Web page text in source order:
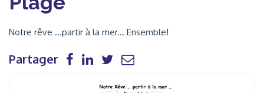
Notre rêve ...partir à la mer... Ensemble!
Partager